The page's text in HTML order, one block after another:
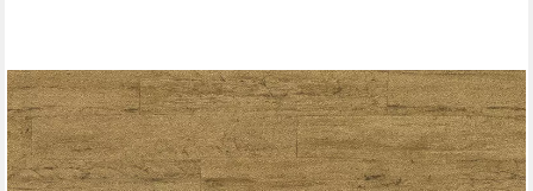
RASCH
Vliestapete Holzoptik - Vinyltapete Gold, Holzoptik, Naturoptik,
Vintage-Optik, (1 Rolle, 1 St., 10,05 m x 0,53 m), gute
Lichtbeständigkeit, feucht abwischbar, restlos abziehbar